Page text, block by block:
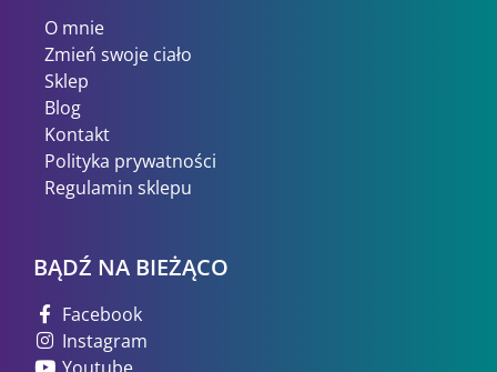
O mnie
Zmień swoje ciało
Sklep
Blog
Kontakt
Polityka prywatności
Regulamin sklepu
BĄDŹ NA BIEŻĄCO
Facebook
Instagram